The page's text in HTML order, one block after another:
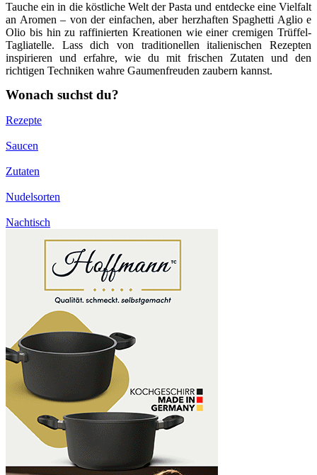
Tauche ein in die köstliche Welt der Pasta und entdecke eine Vielfalt
an Aromen – von der einfachen, aber herzhaften Spaghetti Aglio e
Olio bis hin zu raffinierten Kreationen wie einer cremigen Trüffel-
Tagliatelle. Lass dich von traditionellen italienischen Rezepten
inspirieren und erfahre, wie du mit frischen Zutaten und den
richtigen Techniken wahre Gaumenfreuden zaubern kannst.
Wonach suchst du?
Rezepte
Saucen
Zutaten
Nudelsorten
Nachtisch